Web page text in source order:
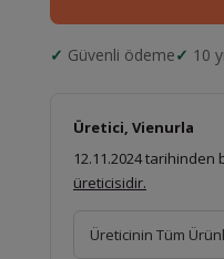
Güvenli ödeme 10
Üretici, Vienurla
12.11.2024 tarihinden
üreticisidir.
Üreticinin Tüm